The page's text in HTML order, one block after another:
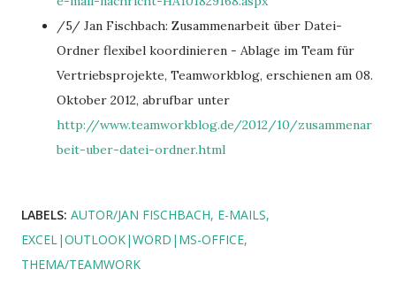
/5/ Jan Fischbach: Zusammenarbeit über Datei-
Ordner flexibel koordinieren - Ablage im Team für
Vertriebsprojekte, Teamworkblog, erschienen am 08.
Oktober 2012, abrufbar unter
http://www.teamworkblog.de/2012/10/zusammenar
beit-uber-datei-ordner.html
LABELS: AUTOR/JAN FISCHBACH E-MAILS
EXCEL|OUTLOOK|WORD|MS-OFFICE
THEMA/TEAMWORK